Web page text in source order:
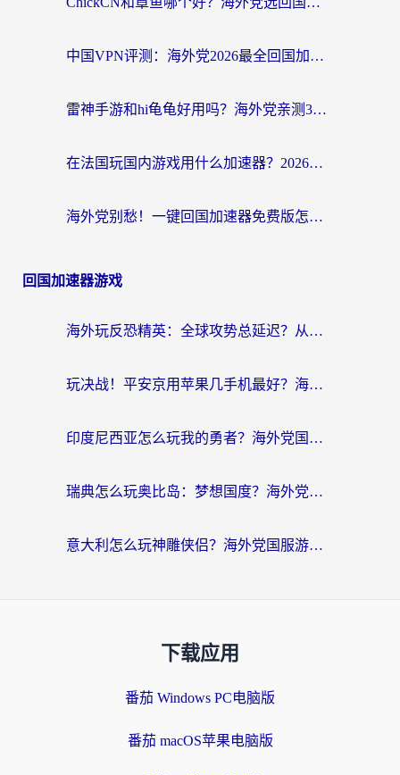
中国VPN评测：海外党2026最全回国加速器选择指南，告别地区限制不踩坑
雷神手游和hi龟龟好用吗？海外党亲测3款回国加速器，教你选对国外到国内加速器
在法国玩国内游戏用什么加速器？2026实测解决延迟卡顿的实用指南
海外党别愁！一键回国加速器免费版怎么选？从踩坑到流畅访问的全攻略
回国加速器游戏
海外玩反恐精英：全球攻势总延迟？从瑞典玩神武4到外国玩黎明觉醒，选对加速器才是关键！
玩决战！平安京用苹果几手机最好？海外党必看的设备+加速器双攻略
印度尼西亚怎么玩我的勇者？海外党国服游戏加速避坑指南（附实况五行师解决方案）
瑞典怎么玩奥比岛：梦想国度？海外党亲测有效的国服游戏加速全攻略
意大利怎么玩神雕侠侣？海外党国服游戏加速终极指南（附欧洲玩王者王国保卫战4不卡技巧）
下载应用
番茄 Windows PC电脑版
番茄 macOS苹果电脑版